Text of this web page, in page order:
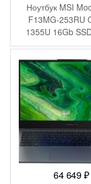
Ноутбук MSI
F13MG-253RU
1355U 16Gb
Intel Iris Xe
IPS FHD
Windows 11 Pro
BT Cam (9S7-
64 649₽